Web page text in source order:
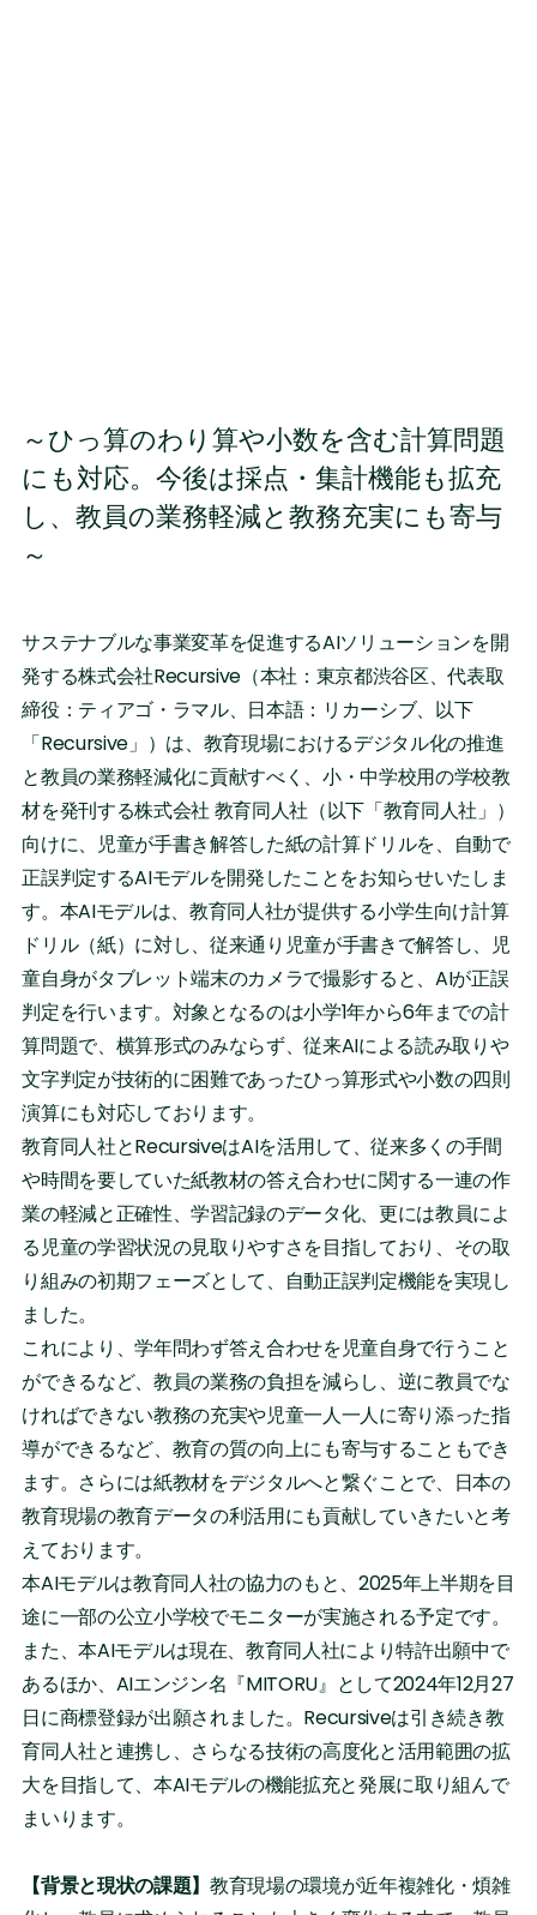
～ひっ算のわり算や小数を含む計算問題
にも対応。今後は採点・集計機能も拡充
し、教員の業務軽減と教務充実にも寄与
～
サステナブルな事業変革を促進するAIソリューションを開
発する株式会社Recursive（本社：東京都渋谷区、代表取
締役：ティアゴ・ラマル、日本語：リカーシブ、以下
「Recursive」）は、教育現場におけるデジタル化の推進
と教員の業務軽減化に貢献すべく、小・中学校用の学校教
材を発刊する株式会社 教育同人社（以下「教育同人社」）
向けに、児童が手書き解答した紙の計算ドリルを、自動で
正誤判定するAIモデルを開発したことをお知らせいたしま
す。本AIモデルは、教育同人社が提供する小学生向け計算
ドリル（紙）に対し、従来通り児童が手書きで解答し、児
童自身がタブレット端末のカメラで撮影すると、AIが正誤
判定を行います。対象となるのは小学1年から6年までの計
算問題で、横算形式のみならず、従来AIによる読み取りや
文字判定が技術的に困難であったひっ算形式や小数の四則
演算にも対応しております。
教育同人社とRecursiveはAIを活用して、従来多くの手間
や時間を要していた紙教材の答え合わせに関する一連の作
業の軽減と正確性、学習記録のデータ化、更には教員によ
る児童の学習状況の見取りやすさを目指しており、その取
り組みの初期フェーズとして、自動正誤判定機能を実現し
ました。
これにより、学年問わず答え合わせを児童自身で行うこと
ができるなど、教員の業務の負担を減らし、逆に教員でな
ければできない教務の充実や児童一人一人に寄り添った指
導ができるなど、教育の質の向上にも寄与することもでき
ます。さらには紙教材をデジタルへと繋ぐことで、日本の
教育現場の教育データの利活用にも貢献していきたいと考
えております。
本AIモデルは教育同人社の協力のもと、2025年上半期を目
途に一部の公立小学校でモニターが実施される予定です。
また、本AIモデルは現在、教育同人社により特許出願中で
あるほか、AIエンジン名『MITORU』として2024年12月27
日に商標登録が出願されました。Recursiveは引き続き教
育同人社と連携し、さらなる技術の高度化と活用範囲の拡
大を目指して、本AIモデルの機能拡充と発展に取り組んで
まいります。
【背景と現状の課題】 教育現場の環境が近年複雑化・煩雑